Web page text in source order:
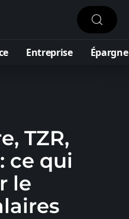
Entreprise Épargne
TZR,
ce qui
le